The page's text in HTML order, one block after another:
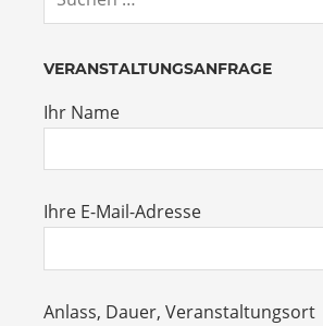
VERANSTALTUNGSANFRAGE
Ihr Name
Ihre E-Mail-Adresse
Anlass, Dauer, Veranstaltungsort